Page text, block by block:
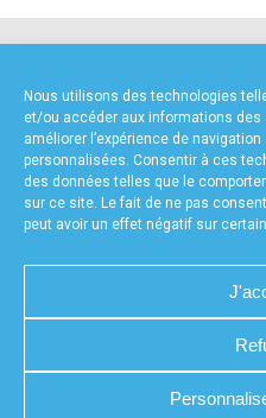
Nous utilisons des technologies
et/ou accéder aux informations des
améliorer l’expérience de
personnalisées. Consentir à ces
des données telles que le
sur ce site. Le fait de ne pas
peut avoir un effet négatif sur
CHARTE DE